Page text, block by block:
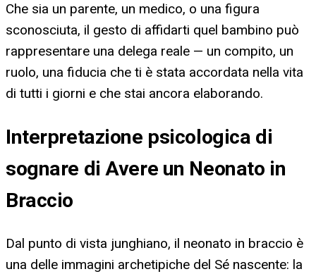
Che sia un parente, un medico, o una figura
sconosciuta, il gesto di affidarti quel bambino può
rappresentare una delega reale — un compito, un
ruolo, una fiducia che ti è stata accordata nella vita
di tutti i giorni e che stai ancora elaborando.
Interpretazione psicologica di
sognare di Avere un Neonato in
Braccio
Dal punto di vista junghiano, il neonato in braccio è
una delle immagini archetipiche del Sé nascente: la